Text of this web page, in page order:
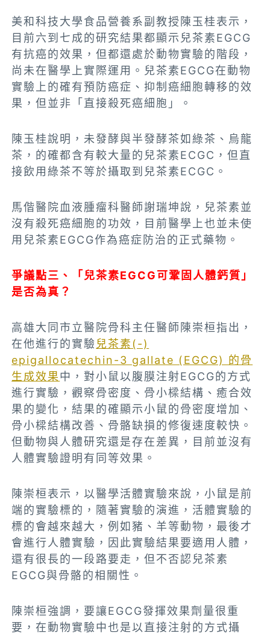
美和科技大學食品營養系副教授陳玉桂表示，
目前六到七成的研究結果都顯示兒茶素EGCG
有抗癌的效果，但都還處於動物實驗的階段，
尚未在醫學上實際運用。兒茶素EGCG在動物
實驗上的確有預防癌症、抑制癌細胞轉移的效
果，但並非「直接殺死癌細胞」。
陳玉桂說明，未發酵與半發酵茶如綠茶、烏龍
茶，的確都含有較大量的兒茶素ECGC，但直
接飲用綠茶不等於攝取到兒茶素ECGC。
馬偕醫院血液腫瘤科醫師謝瑞坤說，兒茶素並
沒有殺死癌細胞的功效，目前醫學上也並未使
用兒茶素EGCG作為癌症防治的正式藥物。
爭議點三、「兒茶素EGCG可鞏固人體鈣質」
是否為真？
高雄大同市立醫院骨科主任醫師陳崇桓指出，
在他進行的實驗 兒茶素(-)
epigallocatechin-3 gallate (EGCG) 的骨
生成效果中，對小鼠以腹膜注射EGCG的方式
進行實驗，觀察骨密度、骨小樑結構、癒合效
果的變化，結果的確顯示小鼠的骨密度增加、
骨小樑結構改善、骨骼缺損的修復速度較快。
但動物與人體研究還是存在差異，目前並沒有
人體實驗證明有同等效果。
陳崇桓表示，以醫學活體實驗來說，小鼠是前
端的實驗標的，隨著實驗的演進，活體實驗的
標的會越來越大，例如豬、羊等動物，最後才
會進行人體實驗，因此實驗結果要適用人體，
還有很長的一段路要走，但不否認兒茶素
EGCG與骨骼的相關性。
陳崇桓強調，要讓EGCG發揮效果劑量很重
要，在動物實驗中也是以直接注射的方式攝